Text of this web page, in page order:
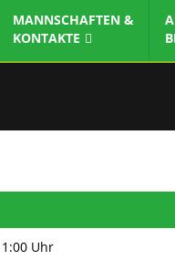
MANNSCHAFTEN &
KONTAKTE
Uhr